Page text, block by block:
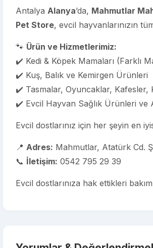
Antalya Alanya’da, Mahmutlar
Pet Store, evcil hayvanlarınızın
🐾 Ürün ve Hizmetlerimiz:
✔️ Kedi & Köpek Mamaları (Farklı
✔️ Kuş, Balık ve Kemirgen Ürünleri
✔️ Tasmalar, Oyuncaklar, Kafesler,
✔️ Evcil Hayvan Sağlık Ürünleri ve
Evcil dostlarınız için her şeyin en
📍 Adres: Mahmutlar, Atatürk Cd.
📞 İletişim: 0542 795 29 39
Evcil dostlarınıza hak ettikleri